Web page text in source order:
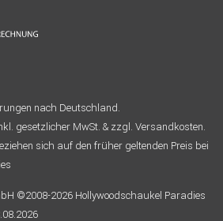
nach Deutschland.
gesetzlicher MwSt. & zzgl. Versandkosten.
sich auf den früher geltenden Preis bei
©2008-2026 Hollywoodschaukel Paradies